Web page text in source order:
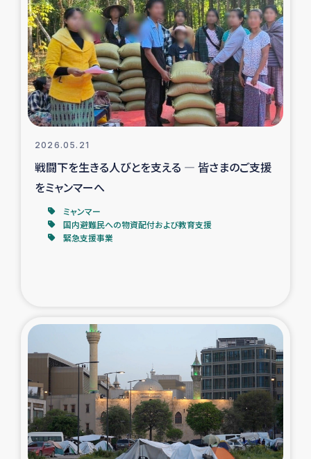
2026.05.21
戦闘下を生きる人びとを支える ― 皆さまのご支援
をミャンマーへ
ミャンマー
国内避難民への物資配付および教育支援
緊急支援事業